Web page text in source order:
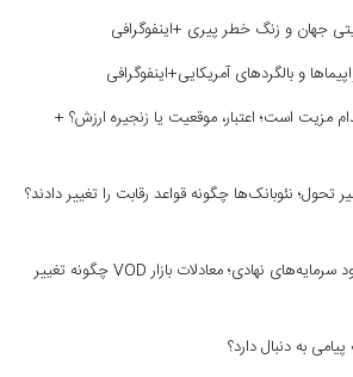
جهان و زنگ خطر پیری +اینفوگرافی
و بالگردهای آمریکایی+اینفوگرافی
مزیت است؛ اعتبار، موقعیت یا زنجیره ارزش؟ +
تحول؛ نئوبانک‌ها چگونه قواعد رقابت را تغییر دادند؟
از نبرد بر سر محتوا تا ورود سرمایه‌های نهادی؛ معادلات بازار VOD چگونه تغییر